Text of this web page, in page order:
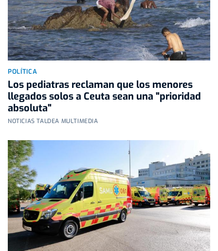
POLÍTICA
Los pediatras reclaman que los menores
llegados solos a Ceuta sean una "prioridad
absoluta"
NOTICIAS TALDEA MULTIMEDIA